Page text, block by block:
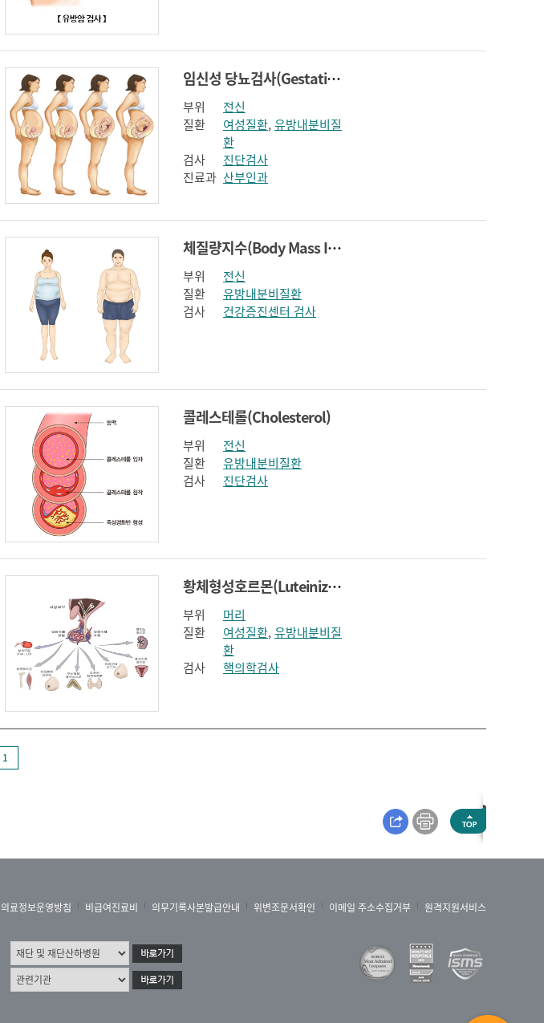
임신성 당뇨검사(Gestational diabetes screening and diagnostic test)
부위
전신
질환
여성질환,유방내분비질
환
검사
진단검사
진료과 산부인과
체질량지수(Body Mass Index)
부위
전신
질환
유방내분비질환
검사
건강증진센터 검사
콜레스테롤(Cholesterol)
부위
전신
질환
유방내분비질환
검사
진단검사
황체형성호르몬(Luteinizing hormone)
부위
머리
질환
여성질환,유방내분비질
환
검사
핵의학검사
1
의료정보운영방침 비급여진료비 의무기록사본발급안내 위변조문서확인 이메일 주소수집거부 원격지원서비스